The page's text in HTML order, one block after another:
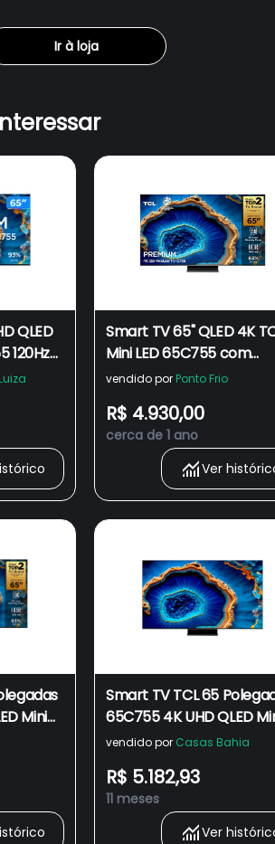
Ir à loja
QLED
120Hz
2
Smart TV 65" QLED 4K
Mini LED 65C755 com
processador AIPQ, Google
Assistente, Dolby Vision e
Atmos
vendido por Ponto Frio
R$ 4.930,00
cerca de 1 ano
Ver
Mini
Smart TV TCL 65
65C755 4K UHD QLED
LED 120Hz HDR10 + Google
TV TCL 65 Polegadas 4K
UHD QLED Mini LED
vendido por Casas Bahia
R$ 5.182,93
11 meses
Ver